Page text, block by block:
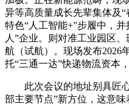
异等高质量成长先辈集体及
特色“人工智能+”步履中，
人”企业。则对准工业园区
航（试航）。现场发布2026
托“三通一达”快递物流资本
此次会议的地址别具匠心
部主要节点”新方位，这意